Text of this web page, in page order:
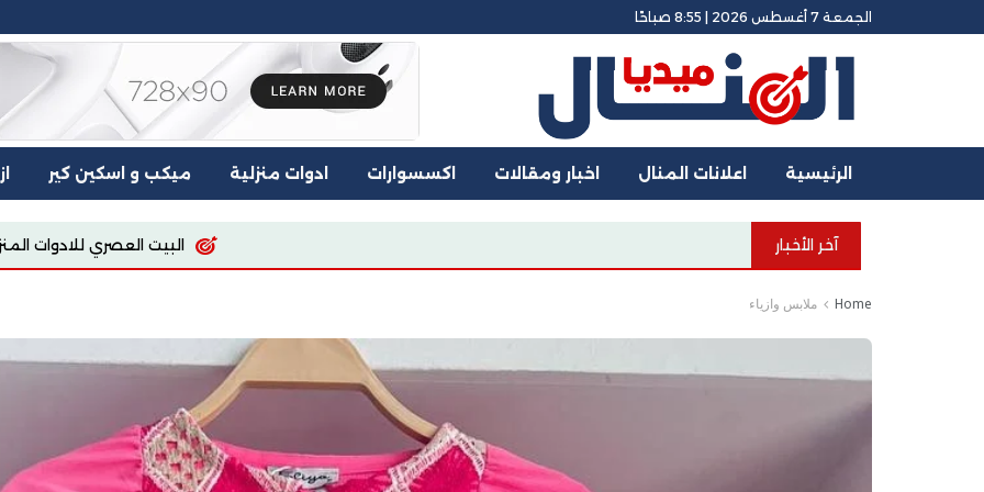
الجمعة 7 أغسطس 2026 | 8:55 صباحًا
الرئيسية اعلانات المنال اخبار ومقالات اكسسوارات ادوات منزلية ميكب و اسكين كير
آخر الأخبار اسيا للملابس والمفروشات
Home ملابس وازياء